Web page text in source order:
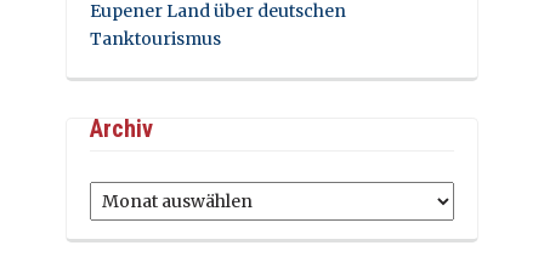
Eupener Land über deutschen
Tanktourismus
Archiv
Archiv